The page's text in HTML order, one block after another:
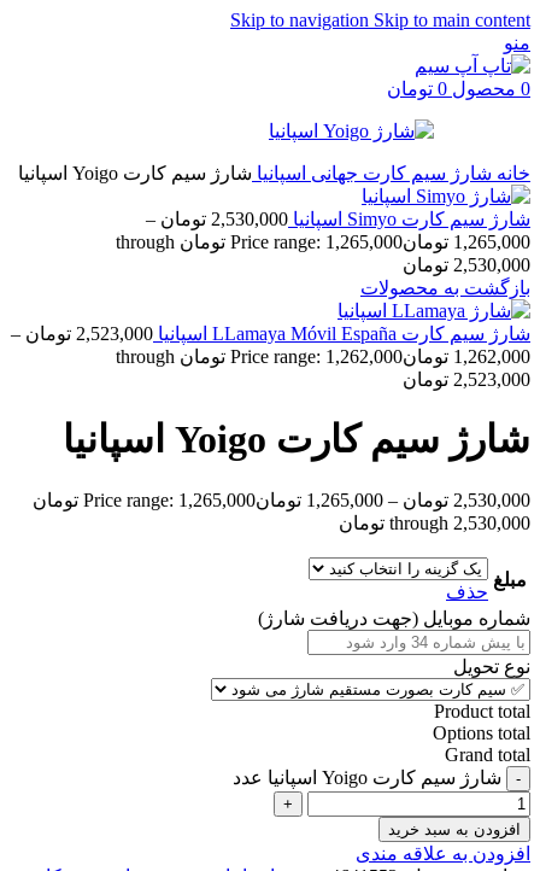
Skip to navigation Skip to main content
منو
0 محصول 0 تومان
خانه شارژ سیم کارت جهانی اسپانیا شارژ سیم کارت Yoigo اسپانیا
شارژ سیم کارت Simyo اسپانیا 2,530,000 تومان –
1,265,000 تومان
Price range: 1,265,000 تومان through
2,530,000 تومان
بازگشت به محصولات
شارژ سیم کارت LLamaya Móvil España اسپانیا 2,523,000 تومان –
1,262,000 تومان
Price range: 1,262,000 تومان through
2,523,000 تومان
شارژ سیم کارت Yoigo اسپانیا
2,530,000 تومان –
1,265,000 تومان
Price range: 1,265,000 تومان
through 2,530,000 تومان
مبلغ
حذف
شماره موبایل (جهت دریافت شارژ)
نوع تحویل
Product total
Options total
Grand total
شارژ سیم کارت Yoigo اسپانیا عدد
افزودن به سبد خرید
افزودن به علاقه مندی